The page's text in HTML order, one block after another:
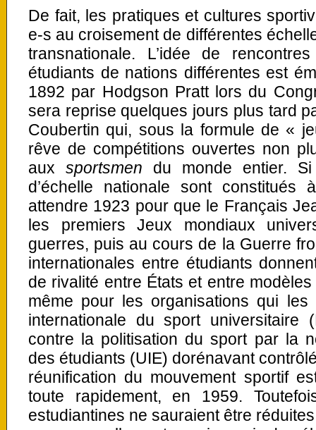
De fait, les pratiques et cultures
e-s au croisement de différentes
transnationale. L’idée de
étudiants de nations différentes est
1892 par Hodgson Pratt lors du
sera reprise quelques jours plus tard
Coubertin qui, sous la formule de «
rêve de compétitions ouvertes non
aux sportsmen du monde entier.
d’échelle nationale sont
attendre 1923 pour que le Français
les premiers Jeux mondiaux
guerres, puis au cours de la Guerre
internationales entre étudiants
de rivalité entre États et entre
même pour les organisations qui
internationale du sport universitaire
contre la politisation du sport par la
des étudiants (UIE) dorénavant
réunification du mouvement sportif
toute rapidement, en 1959.
estudiantines ne sauraient être